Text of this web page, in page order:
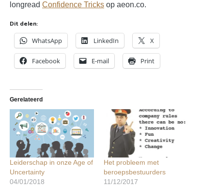
longread Confidence Tricks op aeon.co.
Dit delen:
WhatsApp LinkedIn X
Facebook E-mail Print
Gerelateerd
Leiderschap in onze Age of
Uncertainty
04/01/2018
Het probleem met
beroepsbestuurders
11/12/2017